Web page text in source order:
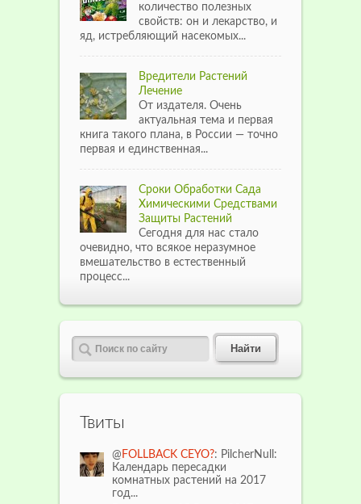
количество полезных
свойств: он и лекарство, и
яд, истребляющий насекомых...
Вредители Растений
Лечение
От издателя. Очень
актуальная тема и первая
книга такого плана, в России — точно
первая и единственная...
Сроки Обработки Сада
Химическими Средствами
Защиты Растений
Сегодня для нас стало
очевидно, что всякое неразумное
вмешательство в естественный
процесс...
Твиты
@ FOLLBACK CEYO?: PilcherNull:
Календарь пересадки
комнатных растений на 2017
год...